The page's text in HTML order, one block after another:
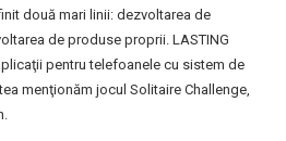
două mari linii: dezvoltarea de
de produse proprii. LASTING
pentru telefoanele cu sistem de
menţionăm jocul Solitaire Challenge,